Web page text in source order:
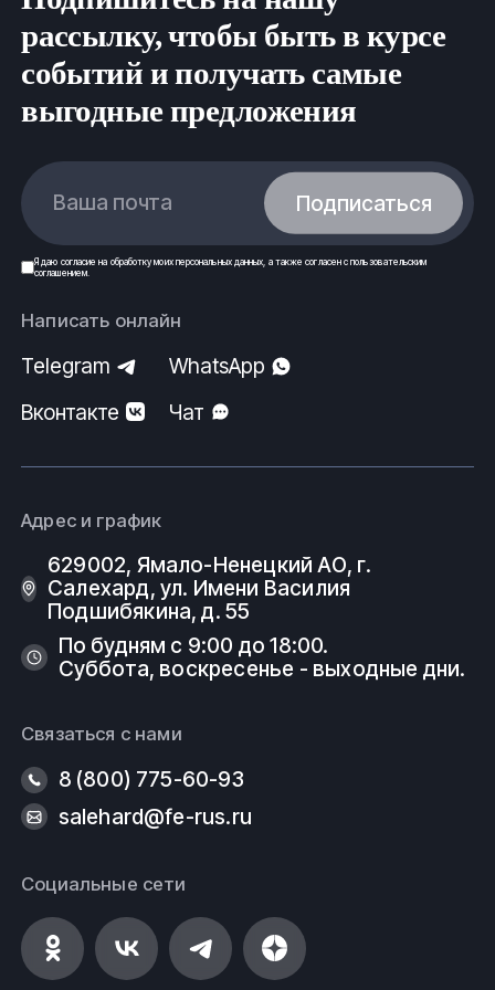
salehard@fe-rus.ru
Вся продукция выполнена согласно нормам
безопасности, государственным стандартам (ГОСТ)
и техническим условиям (ТУ).
ООО
рассылку, чтобы быть в курсе
событий и получать самые
выгодные предложения
Ваша почта Подписаться
Я даю согласие на обработку моих персональных данных , а также согласен спользовательским
соглашением.
Написать онлайн
Telegram
WhatsApp
Вконтакте
Чат
Адрес и график
629002, Ямало-Ненецкий АО, г.
Салехард, ул. Имени Василия
Подшибякина, д. 55
По будням с 9:00 до 18:00.
Суббота, воскресенье - выходные дни.
Связаться с нами
8 (800) 775-60-93
salehard@fe-rus.ru
Социальные сети